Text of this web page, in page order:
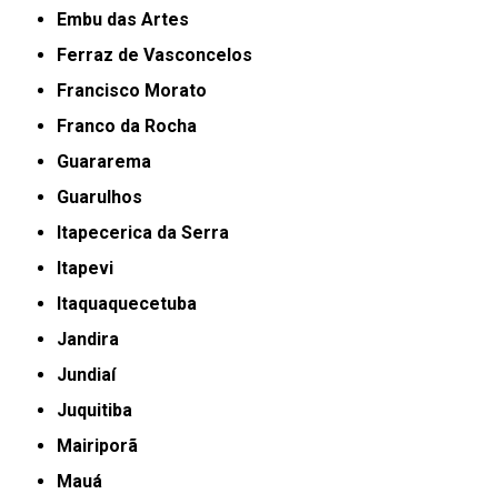
Embu das Artes
Ferraz de Vasconcelos
Francisco Morato
Franco da Rocha
Guararema
Guarulhos
Itapecerica da Serra
Itapevi
Itaquaquecetuba
Jandira
Jundiaí
Juquitiba
Mairiporã
Mauá